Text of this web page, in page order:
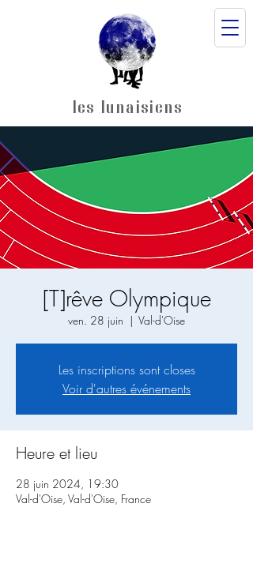
les lunaisiens
[T]rêve Olympique
ven. 28 juin
  |
Val-d'Oise
Les inscriptions sont closes
Voir d'autres événements
Heure et lieu
28 juin 2024, 19:30
Val-d'Oise, Val-d'Oise, France